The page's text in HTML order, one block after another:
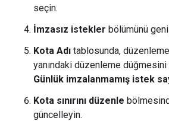
seçin.
İmzasız istekler bölümünü
Kota Adı tablosunda,
yanındaki düzenleme düğmesini
Günlük imzalanmamış istek
Kota sınırını düzenle
güncelleyin.